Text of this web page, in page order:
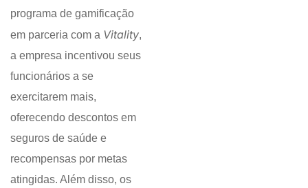
programa de gamificação
em parceria com a Vitality,
a empresa incentivou seus
funcionários a se
exercitarem mais,
oferecendo descontos em
seguros de saúde e
recompensas por metas
atingidas. Além disso, os